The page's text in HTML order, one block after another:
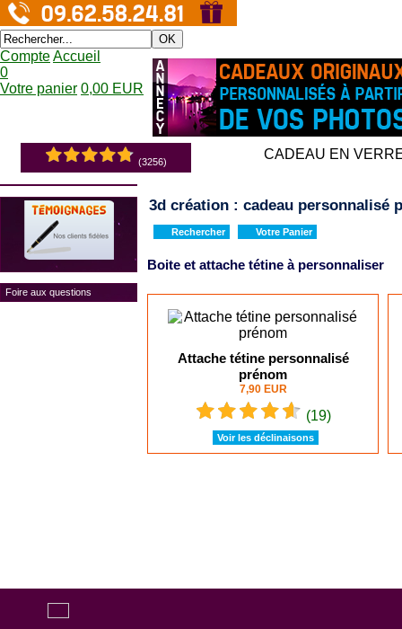
OK
CompteAccueil
0
Votre panier 0,00 EUR
(3256) CADEAU EN
Foire aux questions
3d création : cadeau personnalisé
Rechercher Votre Panier
Boite et attache tétine à personnaliser
Attache tétine personnalisé
prénom
7,90 EUR
(19)
Voir les déclinaisons